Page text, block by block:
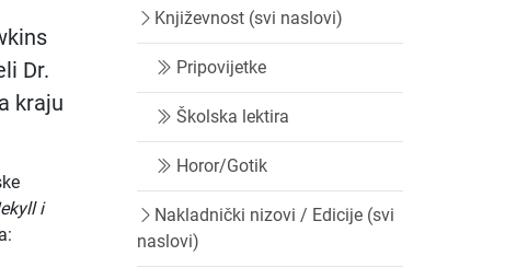
Dr.
kraju
i
Književnost (svi naslovi)
Pripovijetke
Školska lektira
Horor/Gotik
Nakladnički nizovi / Edicije (svi
naslovi)